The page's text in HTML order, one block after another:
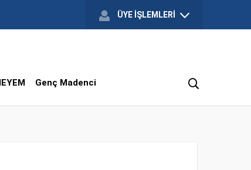
ÜYE İŞLEMLERİ
Genç Madenci